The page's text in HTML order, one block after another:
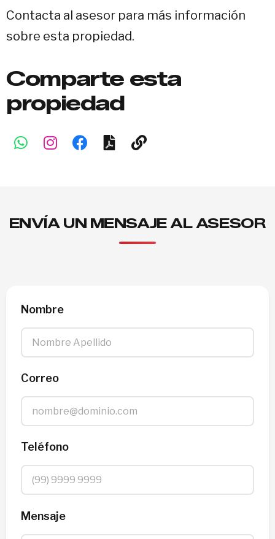
Contacta al asesor para más información
sobre esta propiedad.
Comparte esta
propiedad
ENVÍA UN MENSAJE AL ASESOR
Nombre
Correo
Teléfono
Mensaje